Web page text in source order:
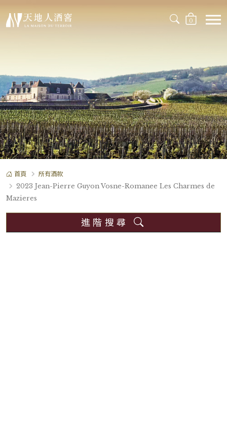
0
首頁
所有酒款
2023 Jean-Pierre Guyon Vosne-Romanee Les Charmes de
Mazieres
進階搜尋